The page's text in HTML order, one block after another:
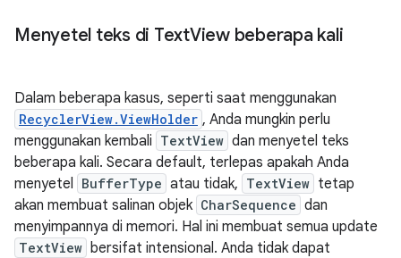
Menyetel teks di TextView beberapa kali
Dalam beberapa kasus, seperti saat menggunakan
RecyclerView.ViewHolder , Anda mungkin perlu
menggunakan kembali TextView dan menyetel teks
beberapa kali. Secara default, terlepas apakah Anda
menyetel
BufferType atau tidak, TextView tetap
akan membuat salinan objek CharSequence dan
menyimpannya di memori. Hal ini membuat semua update
TextView bersifat intensional. Anda tidak dapat